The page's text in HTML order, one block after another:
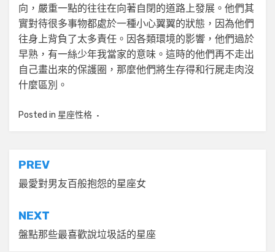
向，嚴重一點的往往在向著自閉的道路上發展。他們其
實對待很多事物都處於一種小心翼翼的狀態，因為他們
往身上背負了太多責任。因各類環境的影響，他們過於
早熟，有一絲少年我當家的意味。這時的他們再不走出
自己畫出來的保護圈，那麼他們將生存得和行屍走肉沒
什麼區別。
Posted in 星座性格
文
章
導
覽
PREV
最愛對男友百般抱怨的星座女
NEXT
盤點那些最喜歡說垃圾話的星座